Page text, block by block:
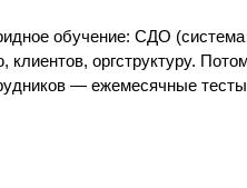
обучение: СДО
оргструктуру.
— ежемесячные